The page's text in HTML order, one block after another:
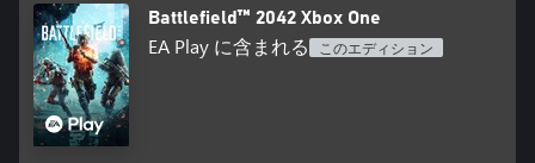
Battlefield™ 2042 Xbox One
EA Play に含まれる このエディション